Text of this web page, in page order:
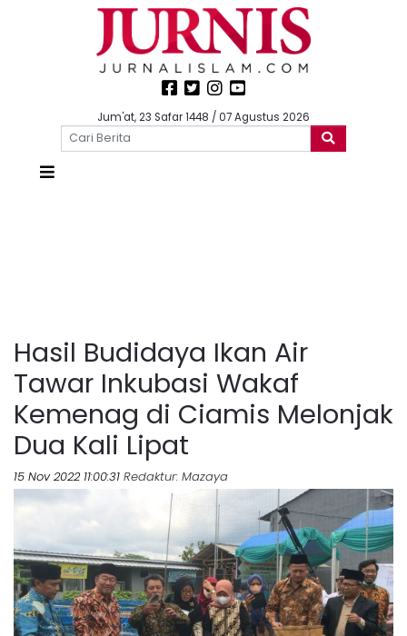
Jum'at, 23 Safar 1448 / 07 Agustus 2026
Hasil Budidaya Ikan Air
Tawar Inkubasi Wakaf
Kemenag di Ciamis Melonjak
Dua Kali Lipat
15 Nov 2022 11:00:31 Redaktur: Mazaya